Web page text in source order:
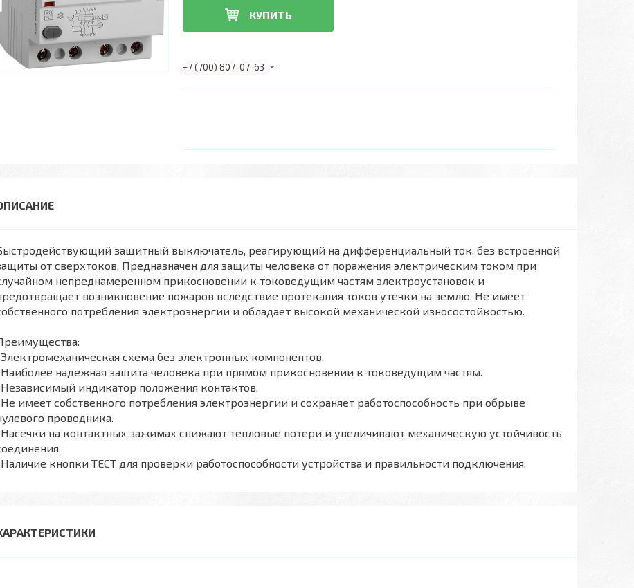
КУПИТЬ
+7 (700) 807-07-63
защитный выключатель, реагирующий на дифференциальный ток, без встроенной
от сверхтоков. Предназначен для защиты человека от поражения электрическим током при
непреднамеренном прикосновении к токоведущим частям электроустановок и
возникновение пожаров вследствие протекания токов утечки на землю. Не имеет
потребления электроэнергии и обладает высокой механической износостойкостью.
схема без электронных компонентов.
надежная защита человека при прямом прикосновении к токоведущим частям.
индикатор положения контактов.
имеет собственного потребления электроэнергии и сохраняет работоспособность при обрыве
проводника.
на контактных зажимах снижают тепловые потери и увеличивают механическую устойчивость
кнопки ТЕСТ для проверки работоспособности устройства и правильности подключения.